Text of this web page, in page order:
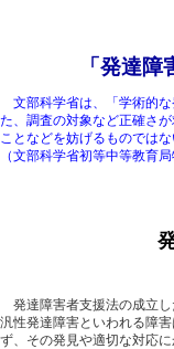
「発達
文部科学省は、「学術的な
た、調査の対象など正確さ
ことなどを妨げるものではな
（文部科学省初等中等教育
発達障害者支援法の成立
汎性発達障害といわれる障
ず、その発見や適切な対応